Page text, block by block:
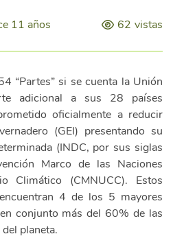
11 años 62 vistas
“Partes” si se cuenta la Unión
adicional a sus 28 países
oficialmente a reducir
(GEI) presentando su
(INDC, por sus siglas
Marco de las Naciones
Climático (CMNUCC). Estos
4 de los 5 mayores
conjunto más del 60% de las
planeta.